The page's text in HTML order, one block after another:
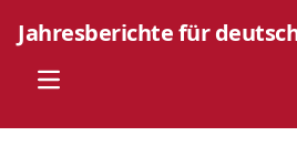
Jahresberichte für
Open main menu